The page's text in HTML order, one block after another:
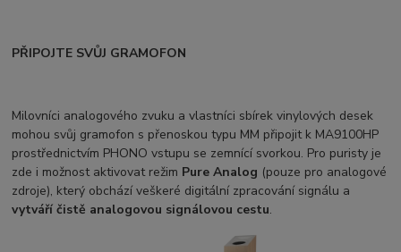
PŘIPOJTE SVŮJ GRAMOFON
Milovníci analogového zvuku a vlastníci sbírek vinylových desek
mohou svůj gramofon s přenoskou typu MM připojit k MA9100HP
prostřednictvím PHONO vstupu se zemnící svorkou. Pro puristy je
zde i možnost aktivovat režim Pure Analog (pouze pro analogové
zdroje), který obchází veškeré digitální zpracování signálu a
vytváří čistě analogovou signálovou cestu.